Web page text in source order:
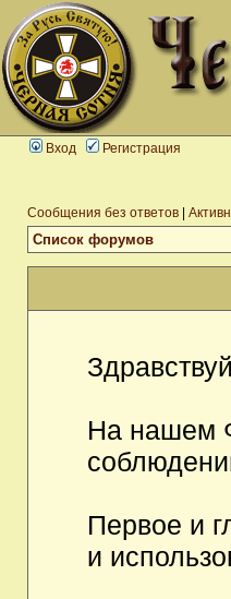
Вход Регистрация
Сообщения без ответов
Список форумов
На нашем
Первое и
и